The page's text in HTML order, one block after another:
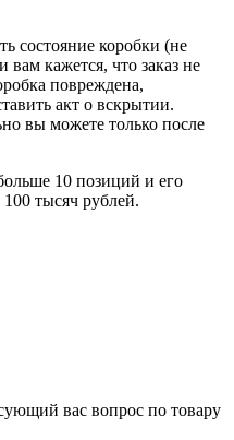
состояние коробки (не
вам кажется, что заказ не
повреждена,
акт о вскрытии.
вы можете только после
10 позиций и его
тысяч рублей.
вас вопрос по товару